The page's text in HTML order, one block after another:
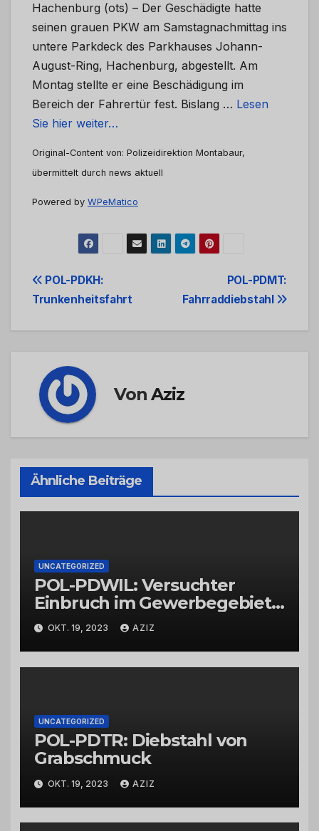
Hachenburg (ots) – Der Geschädigte hatte
seinen grauen PKW am Samstagnachmittag ins
untere Parkdeck des Parkhauses Johann-
August-Ring, Hachenburg, abgestellt. Am
Montag stellte er eine Beschädigung im
Bereich der Fahrertür fest. Bislang … Lesen
Sie hier weiter…
Original-Content von: Polizeidirektion Montabaur,
übermittelt durch news aktuell
Powered by WPeMatico
Beitrags-
POL-PDMT:
Fahrraddiebstahl
POL-PDKH:
Trunkenheitsfahrt
VonAziz
Ähnliche Beiträge
UNCATEGORIZED
POL-PDWIL: Versuchter
Einbruch im Gewerbegebiet
Wittlich
OKT. 19, 2023 AZIZ
UNCATEGORIZED
POL-PDTR: Diebstahl von
Grabschmuck
OKT. 19, 2023 AZIZ